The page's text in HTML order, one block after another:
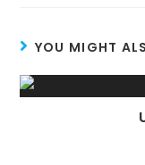
YOU MIGHT